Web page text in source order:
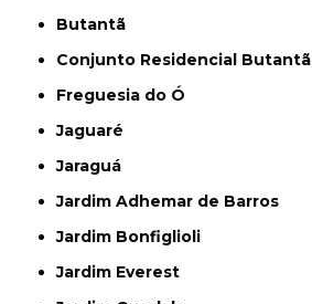
Butantã
Conjunto Residencial Butantã
Freguesia do Ó
Jaguaré
Jaraguá
Jardim Adhemar de Barros
Jardim Bonfiglioli
Jardim Everest